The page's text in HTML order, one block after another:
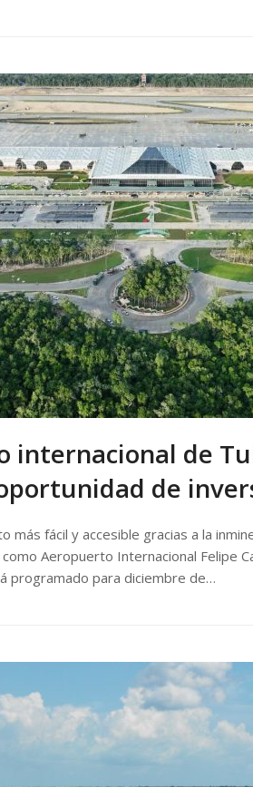
internacional de
de
más fácil y accesible gracias a la
Aeropuerto Internacional Felipe
programado para diciembre de…